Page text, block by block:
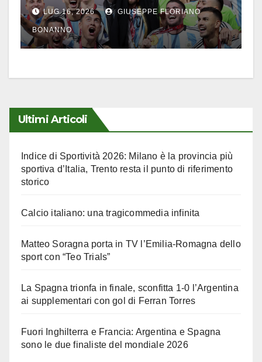
LUG 16, 2026 GIUSEPPE FLORIANO
BONANNO
Ultimi Articoli
Indice di Sportività 2026: Milano è la provincia più
sportiva d’Italia, Trento resta il punto di riferimento
storico
Calcio italiano: una tragicommedia infinita
Matteo Soragna porta in TV l’Emilia-Romagna dello
sport con “Teo Trials”
La Spagna trionfa in finale, sconfitta 1-0 l’Argentina
ai supplementari con gol di Ferran Torres
Fuori Inghilterra e Francia: Argentina e Spagna
sono le due finaliste del mondiale 2026